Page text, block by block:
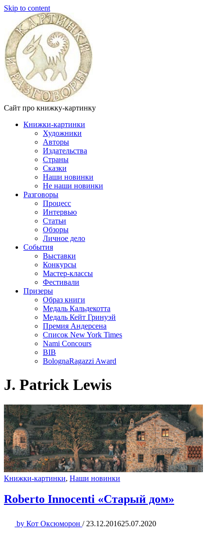
Skip to content
Сайт про книжку-картинку
Книжки-картинки
Художники
Авторы
Издательства
Страны
Сказки
Наши новинки
Не наши новинки
Разговоры
Процесс
Интервью
Статьи
Обзоры
Личное дело
События
Выставки
Конкурсы
Мастер-классы
Фестивали
Призеры
Образ книги
Медаль Кальдекотта
Медаль Кейт Гринуэй
Премия Андерсена
Список New York Times
Nami Concours
BIB
BolognaRagazzi Award
J. Patrick Lewis
Книжки-картинки, Наши новинки
Roberto Innocenti «Старый дом»
by Кот Оксюморон / 23.12.201625.07.2020